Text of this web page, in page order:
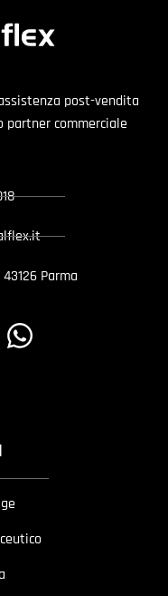
post-vendita
partner commerciale
Parma